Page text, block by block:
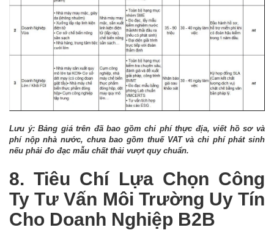
Lưu ý: Bảng giá trên đã bao gồm chi phí thực địa, viết hồ sơ và
phí nộp nhà nước, chưa bao gồm thuế VAT và chi phí phát sinh
nếu phải đo đạc mẫu chất thải vượt quy chuẩn.
8. Tiêu Chí Lựa Chọn Công
Ty Tư Vấn Môi Trường Uy Tín
Cho Doanh Nghiệp B2B